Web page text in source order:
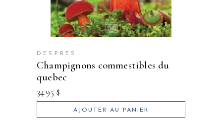
DESPRES
champignons commestibles du
quebec
34.95 $
AJOUTER AU PANIER